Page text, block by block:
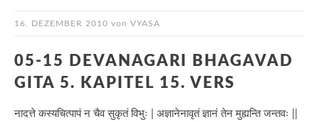
16. DEZEMBER 2010 von VYASA
05-15 DEVANAGARI BHAGAVAD
GITA 5. KAPITEL 15. VERS
नादत्ते कस्यचित्पापं न चैव सुकृतं विभुः | अज्ञानेनावृतं ज्ञानं तेन मुह्यन्ति जन्तवः ||